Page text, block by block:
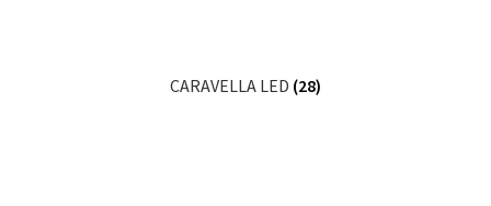
CARAVELLA LED (28)